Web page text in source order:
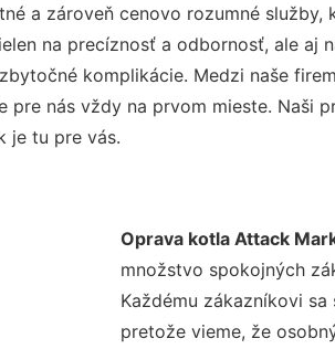
a zároveň cenovo rozumné
na precíznosť a odbornosť, ale aj
komplikácie. Medzi naše
nás vždy na prvom mieste. Naši
je tu pre vás.
Oprava kotla Attack
množstvo spokojných
Každému zákazníkovi
pretože vieme, že